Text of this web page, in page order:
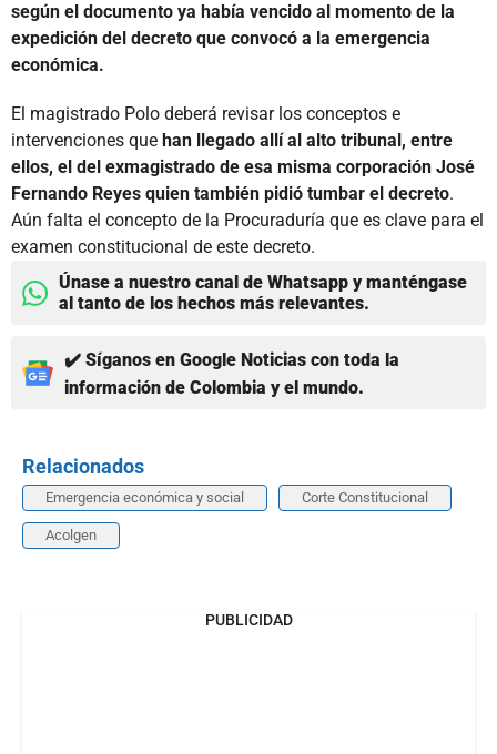
según el documento ya había vencido al momento de la
expedición del decreto que convocó a la emergencia
económica.
El magistrado Polo deberá revisar los conceptos e
intervenciones que han llegado allí al alto tribunal, entre
ellos, el del exmagistrado de esa misma corporación José
Fernando Reyes quien también pidió tumbar el decreto.
Aún falta el concepto de la Procuraduría que es clave para el
examen constitucional de este decreto.
Únase a nuestro canal de Whatsapp y manténgase
al tanto de los hechos más relevantes.
✔️ Síganos en Google Noticias con toda la
información de Colombia y el mundo.
Relacionados
Emergencia económica y social Corte Constitucional
Acolgen
PUBLICIDAD